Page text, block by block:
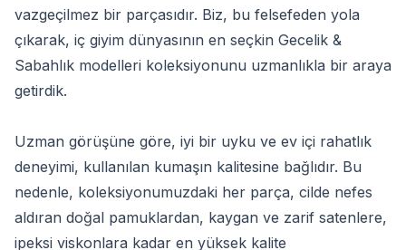
vazgeçilmez bir parçasıdır. Biz, bu felsefeden yola
çıkarak, iç giyim dünyasının en seçkin Gecelik &
Sabahlık modelleri koleksiyonunu uzmanlıkla bir araya
getirdik.
Uzman görüşüne göre, iyi bir uyku ve ev içi rahatlık
deneyimi, kullanılan kumaşın kalitesine bağlıdır. Bu
nedenle, koleksiyonumuzdaki her parça, cilde nefes
aldıran doğal pamuklardan, kaygan ve zarif satenlere,
ipeksi viskonlara kadar en yüksek kalite